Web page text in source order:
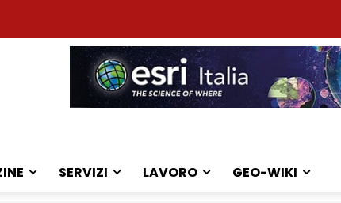
SERVIZI LAVORO GEO-WIKI